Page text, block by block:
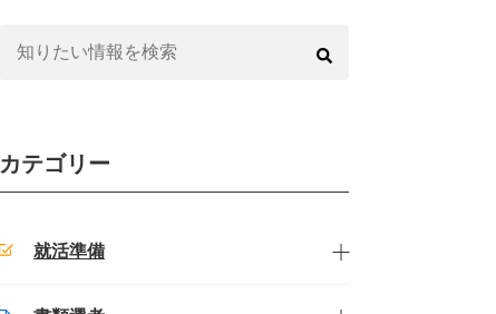
カテゴリー
就活準備